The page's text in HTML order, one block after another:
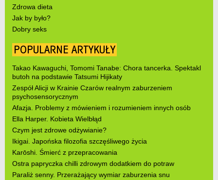
Zdrowa dieta
Jak by było?
Dobry seks
POPULARNE ARTYKUŁY
Takao Kawaguchi, Tomomi Tanabe: Chora tancerka. Spektakl
butoh na podstawie Tatsumi Hijikaty
Zespół Alicji w Krainie Czarów realnym zaburzeniem
psychosensorycznym
Afazja. Problemy z mówieniem i rozumieniem innych osób
Ella Harper. Kobieta Wielbłąd
Czym jest zdrowe odżywianie?
Ikigai. Japońska filozofia szczęśliwego życia
Karōshi. Śmierć z przepracowania
Ostra papryczka chilli zdrowym dodatkiem do potraw
Paraliż senny. Przerażający wymiar zaburzenia snu